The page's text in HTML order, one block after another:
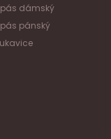
dámský
pánský